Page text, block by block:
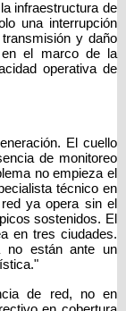
infraestructura de
una interrupción
y daño
en el marco de la
operativa de
El cuello
de monitoreo
no empieza el
técnico en
ya opera sin el
sostenidos. El
en tres ciudades.
no están ante un
de red, no en